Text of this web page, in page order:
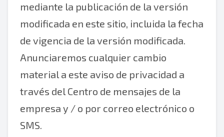
mediante la publicación de la versión
modificada en este sitio, incluida la fecha
de vigencia de la versión modificada.
Anunciaremos cualquier cambio
material a este aviso de privacidad a
través del Centro de mensajes de la
empresa y / o por correo electrónico o
SMS.